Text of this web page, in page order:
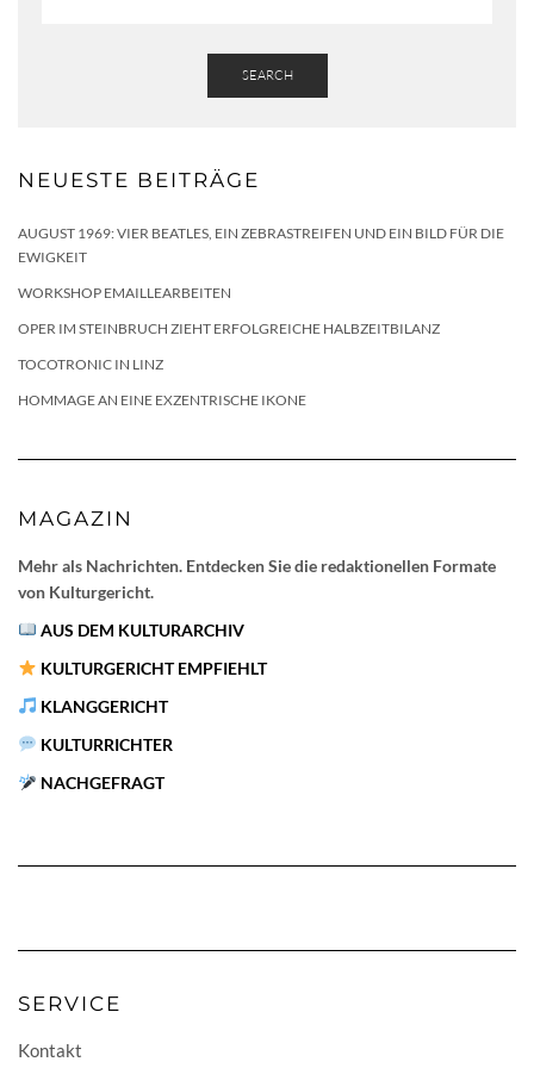
SEARCH
NEUESTE BEITRÄGE
AUGUST 1969: VIER BEATLES, EIN ZEBRASTREIFEN UND EIN BILD FÜR DIE
EWIGKEIT
WORKSHOP EMAILLEARBEITEN
OPER IM STEINBRUCH ZIEHT ERFOLGREICHE HALBZEITBILANZ
TOCOTRONIC IN LINZ
HOMMAGE AN EINE EXZENTRISCHE IKONE
MAGAZIN
Mehr als Nachrichten. Entdecken Sie die redaktionellen Formate
von Kulturgericht.
AUS DEM KULTURARCHIV
KULTURGERICHT EMPFIEHLT
KLANGGERICHT
KULTURRICHTER
NACHGEFRAGT
SERVICE
Kontakt